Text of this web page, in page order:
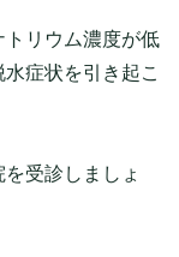
トリウム濃度が低
症状を引き起こ
受診しましょ